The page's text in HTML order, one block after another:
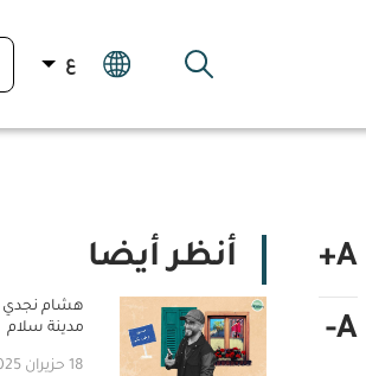
ع
A+
A-
أنظر أيضا
هشام نجدي
مدينة سلام
18 حزيران 2025 بقلم فاطمة خاطر